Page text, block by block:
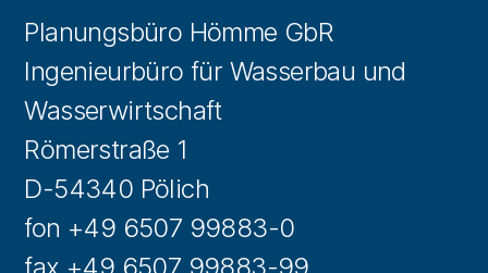
Planungsbüro Hömme GbR
Ingenieurbüro für Wasserbau und
Wasserwirtschaft
Römerstraße 1
D-54340 Pölich
fon +49 6507 99883-0